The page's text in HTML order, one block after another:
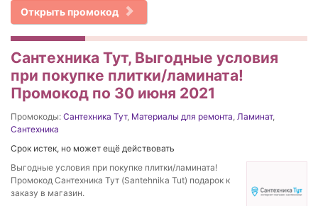
Открыть промокод
Сантехника Тут, Выгодные условия
при покупке плитки/ламината!
Промокод по 30 июня 2021
Промокоды: Сантехника Тут, Материалы для ремонта, Ламинат,
Сантехника
Срок истек, но может ещё действовать
Выгодные условия при покупке плитки/ламината!
Промокод Сантехника Тут (Santehnika Tut) подарок к
заказу в магазин.